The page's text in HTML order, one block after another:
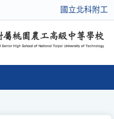
國立北科附工